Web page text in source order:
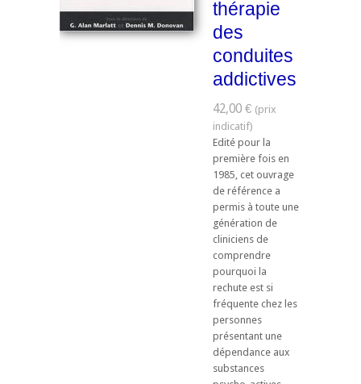
thérapie
des
conduites
addictives
42,00 €
Edité pour la
première fois en
1985, cet ouvrage
de référence a
permis à toute une
génération de
cliniciens de
comprendre
pourquoi la
rechute est si
fréquente chez les
personnes
présentant une
dépendance aux
substances